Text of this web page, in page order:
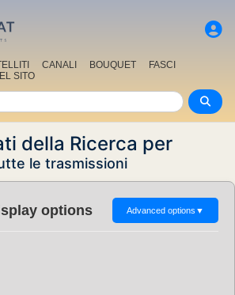
CANALI BOUQUET
FASCI
SITO
della Ricerca per
le trasmissioni
options Advanced options ▼